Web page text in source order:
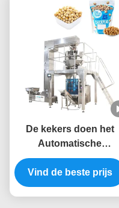
De kekers doen het
Automatische
Verpakkingsmachines
5.5KW het Wegen
Vullen en het
Vind de beste prijs